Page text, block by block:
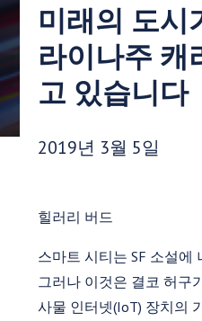
미래의 도시
라이나주 캐
고 있습니다
게시 날짜:
2019년 3월 5일
힐러리 버드
스마트 시티는 SF 소설에
그러나 이것은 결코 허구
사물 인터넷(IoT) 장치의